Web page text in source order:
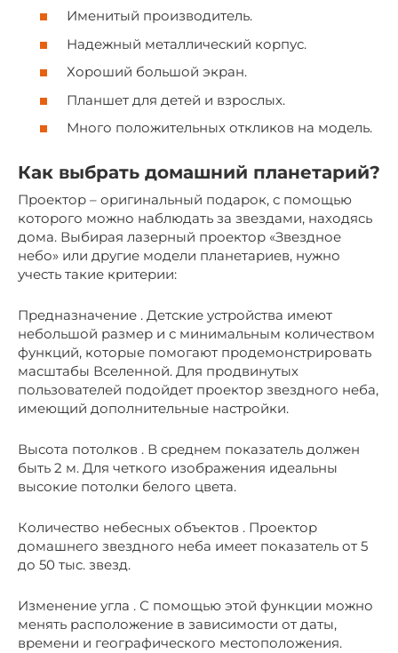
Именитый производитель.
Надежный металлический корпус.
Хороший большой экран.
Планшет для детей и взрослых.
Много положительных откликов на модель.
Как выбрать домашний планетарий?
Проектор – оригинальный подарок, с помощью
которого можно наблюдать за звездами, находясь
дома. Выбирая лазерный проектор «Звездное
небо» или другие модели планетариев, нужно
учесть такие критерии:
Предназначение . Детские устройства имеют
небольшой размер и с минимальным количеством
функций, которые помогают продемонстрировать
масштабы Вселенной. Для продвинутых
пользователей подойдет проектор звездного неба,
имеющий дополнительные настройки.
Высота потолков . В среднем показатель должен
быть 2 м. Для четкого изображения идеальны
высокие потолки белого цвета.
Количество небесных объектов . Проектор
домашнего звездного неба имеет показатель от 5
до 50 тыс. звезд.
Изменение угла . С помощью этой функции можно
менять расположение в зависимости от даты,
времени и географического местоположения.